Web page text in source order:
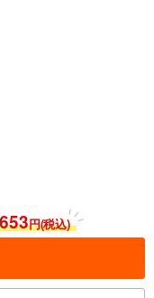
653円(税込)